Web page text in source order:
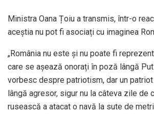
Ministra Oana Țoiu a transmis, într-o
aceștia nu pot fi asociați cu imaginea
„România nu este și nu poate fi
care se așează onorați în poză lângă
vorbesc despre patriotism, dar un
lângă agresor, sigur nu la câteva zile de
rusească a atacat o navă la sute de